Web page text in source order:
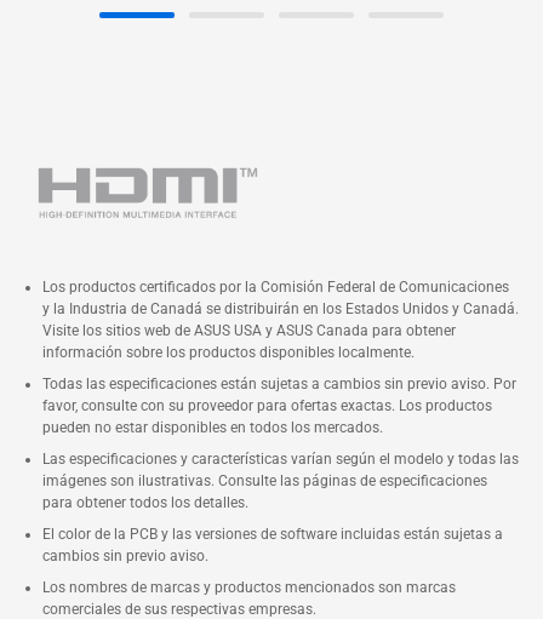
Los productos certificados por la Comisión Federal de Comunicaciones
y la Industria de Canadá se distribuirán en los Estados Unidos y Canadá.
Visite los sitios web de ASUS USA y ASUS Canada para obtener
información sobre los productos disponibles localmente.
Todas las especificaciones están sujetas a cambios sin previo aviso. Por
favor, consulte con su proveedor para ofertas exactas. Los productos
pueden no estar disponibles en todos los mercados.
Las especificaciones y características varían según el modelo y todas las
imágenes son ilustrativas. Consulte las páginas de especificaciones
para obtener todos los detalles.
El color de la PCB y las versiones de software incluidas están sujetas a
cambios sin previo aviso.
Los nombres de marcas y productos mencionados son marcas
comerciales de sus respectivas empresas.